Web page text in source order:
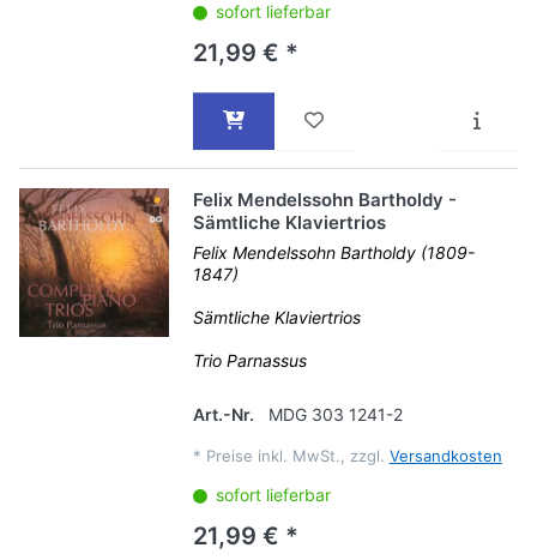
sofort lieferbar
21,99 € *
Felix Mendelssohn Bartholdy -
Sämtliche Klaviertrios
Felix Mendelssohn Bartholdy (1809-
1847)
Sämtliche Klaviertrios
Trio Parnassus
Art.-Nr. MDG 303 1241-2
* Preise inkl. MwSt., zzgl. Versandkosten
sofort lieferbar
21,99 € *